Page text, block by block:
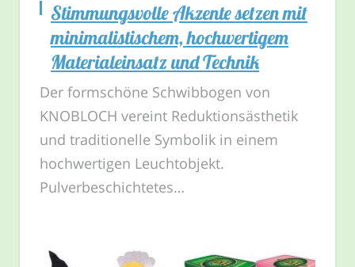
Stimmungsvolle Akzente setzen mit
minimalistischem, hochwertigem
Materialeinsatz und Technik
Der formschöne Schwibbogen von
KNOBLOCH vereint Reduktionsästhetik
und traditionelle Symbolik in einem
hochwertigen Leuchtobjekt.
Pulverbeschichtetes…